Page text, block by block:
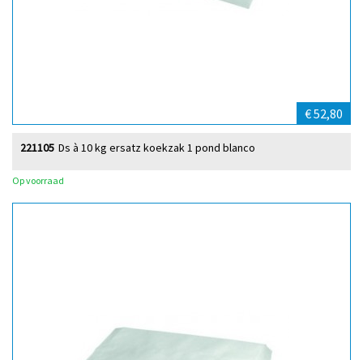
€ 52,80
Ds à 10 kg ersatz koekzak 1 pond blanco
221105
Op voorraad